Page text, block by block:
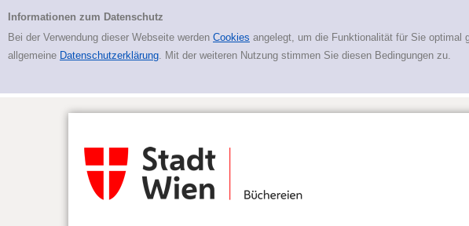
Erweiterte Suche
Informationen zum Datenschutz
Bei der Verwendung dieser Webseite werden Cookies angelegt, um die Funktionalität für Sie optimal
allgemeine Datenschutzerklärung. Mit der weiteren Nutzung stimmen Sie diesen Bedingungen zu.